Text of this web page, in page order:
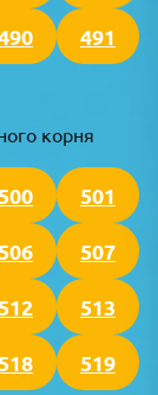
491
корня
501
507
513
519